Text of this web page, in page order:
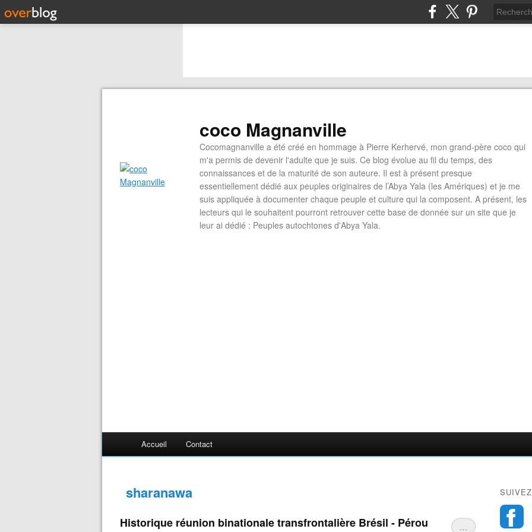
coco Magnanville
Cocomagnanville a été créé en hommage à Pierre Kerhervé, mon grand-père coco qui
m'a permis de devenir l'adulte que je suis. Ce blog évolue au fil du temps, des
connaissances et de la maturité de son auteure. Il est à présent presque
essentiellement dédié aux peuples originaires de l’Abya Yala (les Amériques) et je me
suis appliquée à documenter chaque peuple et culture qui la composent. A présent, les
lecteurs qui le souhaitent pourront retrouver cette base de donnée sur un site que je
leur ai dédié : Peuples autochtones d'Abya Yala.
Accueil Contact
sharanawa
…
Historique réunion binationale transfrontalière Brésil - Pérou